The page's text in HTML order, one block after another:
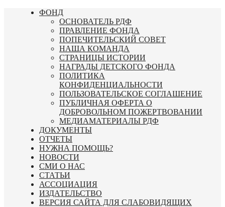
Перейти
ФОНД
ОСНОВАТЕЛЬ РДФ
ПРАВЛЕНИЕ ФОНДА
ПОПЕЧИТЕЛЬСКИЙ СОВЕТ
НАША КОМАНДА
СТРАНИЦЫ ИСТОРИИ
НАГРАДЫ ДЕТСКОГО ФОНДА
ПОЛИТИКА
КОНФИДЕНЦИАЛЬНОСТИ
ПОЛЬЗОВАТЕЛЬСКОЕ СОГЛАШЕНИЕ
ПУБЛИЧНАЯ ОФЕРТА О
ДОБРОВОЛЬНОМ ПОЖЕРТВОВАНИИ
МЕДИАМАТЕРИАЛЫ РДФ
ДОКУМЕНТЫ
ОТЧЕТЫ
НУЖНА ПОМОЩЬ?
НОВОСТИ
СМИ О НАС
СТАТЬИ
АССОЦИАЦИЯ
ИЗДАТЕЛЬСТВО
ВЕРСИЯ САЙТА ДЛЯ СЛАБОВИДЯЩИХ